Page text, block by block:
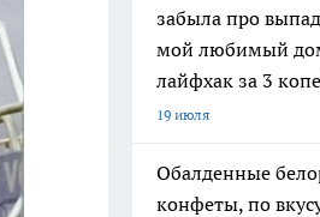
забыла про
мой любимый
лайфхак за 3
19 июля
Обалденные
конфеты, по